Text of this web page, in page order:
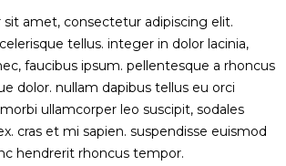
amet, consectetur adipiscing elit.
tellus. integer in dolor lacinia,
faucibus ipsum. pellentesque a rhoncus
dolor. nullam dapibus tellus eu orci
ullamcorper leo suscipit, sodales
cras et mi sapien. suspendisse euismod
hendrerit rhoncus tempor.